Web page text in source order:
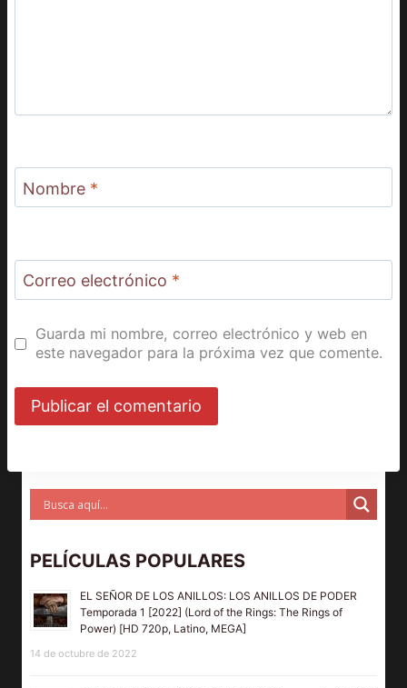
Nombre *
Correo electrónico *
Guarda mi nombre, correo electrónico y web en
este navegador para la próxima vez que comente.
PELÍCULAS POPULARES
EL SEÑOR DE LOS ANILLOS: LOS ANILLOS DE PODER
Temporada 1 [2022] (Lord of the Rings: The Rings of
Power) [HD 720p, Latino, MEGA]
14 de octubre de 2022